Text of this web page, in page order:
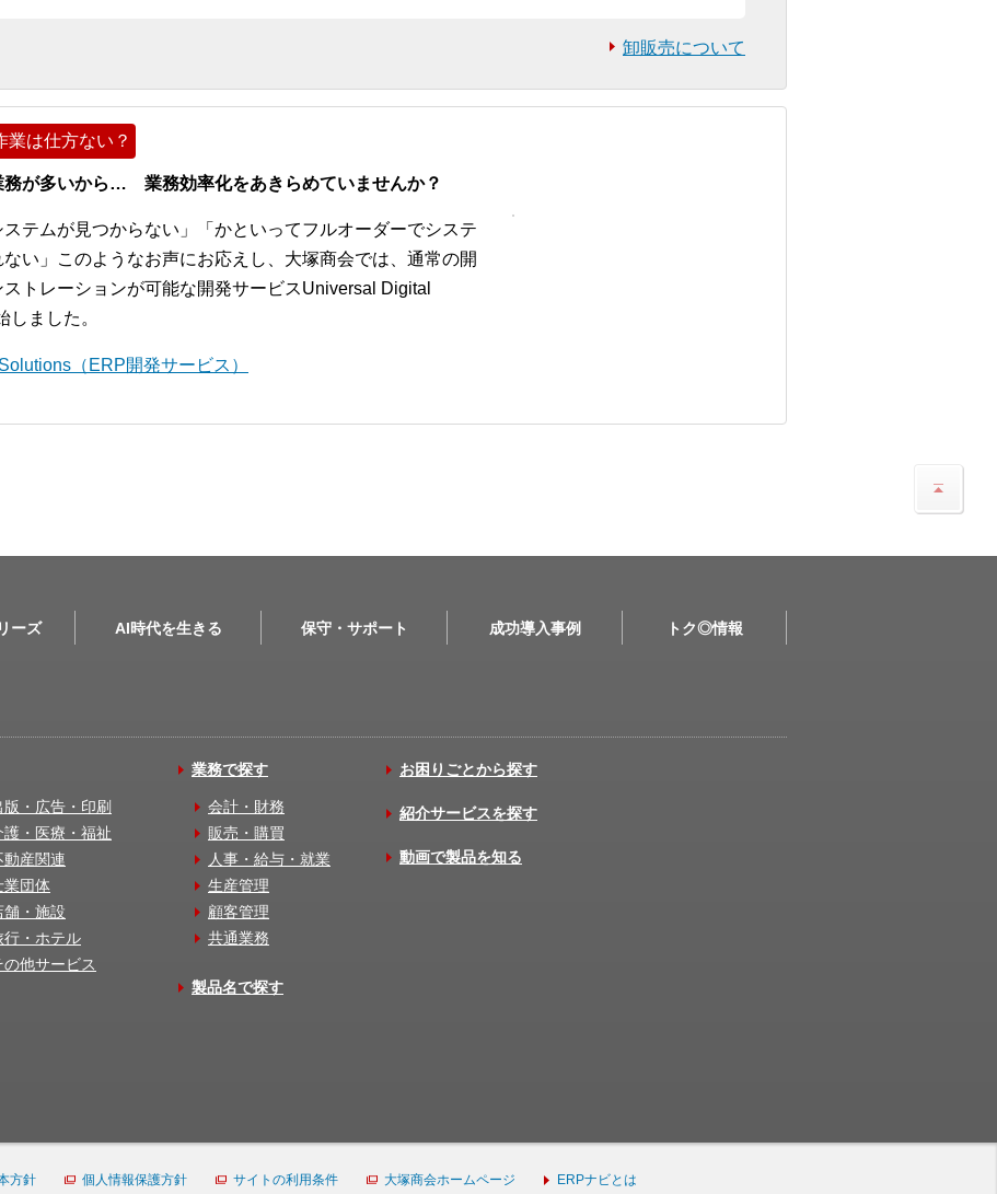
卸販売について
業は仕方ない？
が多いから… 業務効率化をあきらめていませんか？
ステムが見つからない」「かといってフルオーダーでシステ
い」このようなお声にお応えし、大塚商会では、通常の開
トレーションが可能な開発サービスUniversal Digital
ました。
（ERP開発サービス）
ーズ AI時代を生きる 保守・サポート 成功導入事例 トク◎情報
版・広告・印刷
護・医療・福祉
動産関連
業団体
舗・施設
行・ホテル
の他サービス
業務で探す
会計・財務
販売・購買
人事・給与・就業
生産管理
顧客管理
共通業務
製品名で探す
お困りごとから探す
紹介サービスを探す
動画で製品を知る
方針 個人情報保護方針 サイトの利用条件 大塚商会ホームページ ERPナビとは